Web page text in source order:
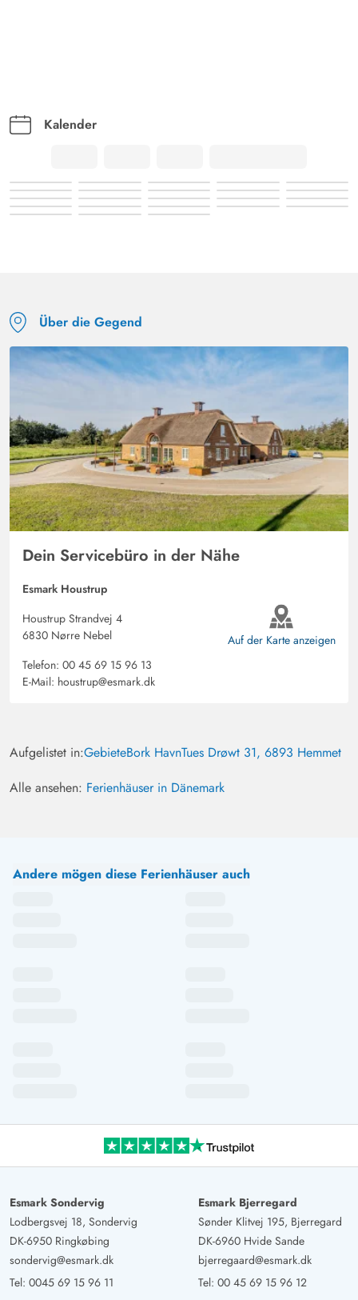
Kalender
Über die Gegend
Dein Servicebüro in der Nähe
Esmark Houstrup
Houstrup Strandvej 4
6830 Nørre Nebel
Telefon: 00 45 69 15 96 13
E-Mail: houstrup@esmark.dk
Auf der Karte anzeigen
Aufgelistet in:GebieteBork HavnTues Drøwt 31, 6893 Hemmet
Alle ansehen: Ferienhäuser in Dänemark
Andere mögen diese Ferienhäuser auch
Esmark Sondervig
Lodbergsvej 18, Sondervig
DK-6950 Ringkøbing
sondervig@esmark.dk
Tel: 0045 69 15 96 11
Esmark Bjerregard
Sønder Klitvej 195, Bjerregard
DK-6960 Hvide Sande
bjerregaard@esmark.dk
Tel: 00 45 69 15 96 12